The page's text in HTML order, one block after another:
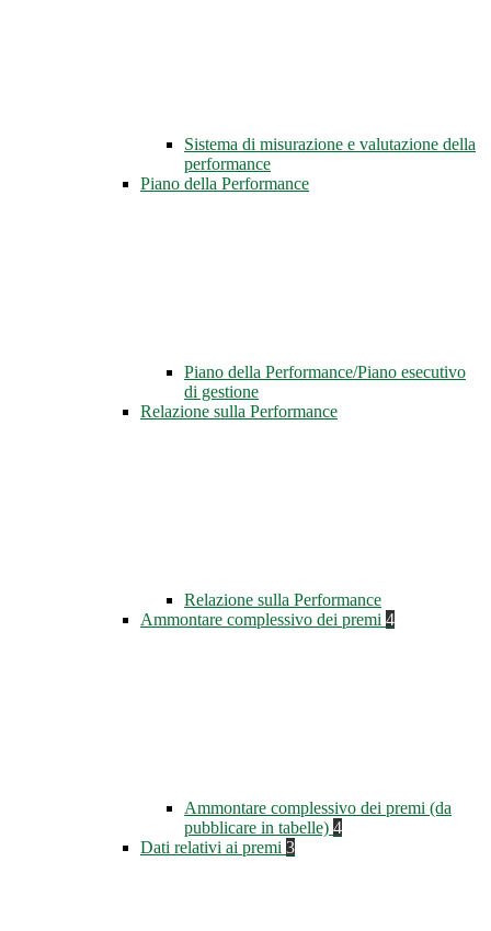
Sistema di misurazione e valutazione della
performance
Piano della Performance
Piano della Performance/Piano esecutivo
di gestione
Relazione sulla Performance
Relazione sulla Performance
Ammontare complessivo dei premi 4
Ammontare complessivo dei premi (da
pubblicare in tabelle) 4
Dati relativi ai premi 3